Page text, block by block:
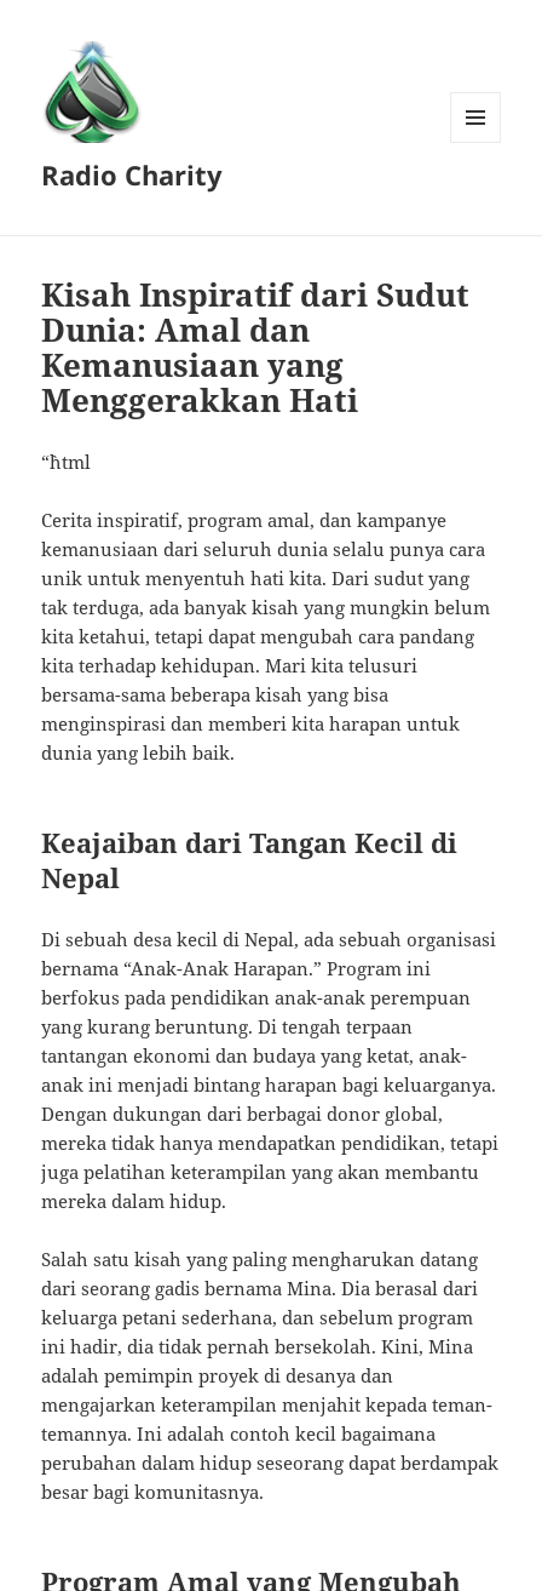
Radio Charity
Kisah Inspiratif dari Sudut
Dunia: Amal dan
Kemanusiaan yang
Menggerakkan Hati
“`html
Cerita inspiratif, program amal, dan kampanye
kemanusiaan dari seluruh dunia selalu punya cara
unik untuk menyentuh hati kita. Dari sudut yang
tak terduga, ada banyak kisah yang mungkin belum
kita ketahui, tetapi dapat mengubah cara pandang
kita terhadap kehidupan. Mari kita telusuri
bersama-sama beberapa kisah yang bisa
menginspirasi dan memberi kita harapan untuk
dunia yang lebih baik.
Keajaiban dari Tangan Kecil di
Nepal
Di sebuah desa kecil di Nepal, ada sebuah organisasi
bernama “Anak-Anak Harapan.” Program ini
berfokus pada pendidikan anak-anak perempuan
yang kurang beruntung. Di tengah terpaan
tantangan ekonomi dan budaya yang ketat, anak-
anak ini menjadi bintang harapan bagi keluarganya.
Dengan dukungan dari berbagai donor global,
mereka tidak hanya mendapatkan pendidikan, tetapi
juga pelatihan keterampilan yang akan membantu
mereka dalam hidup.
Salah satu kisah yang paling mengharukan datang
dari seorang gadis bernama Mina. Dia berasal dari
keluarga petani sederhana, dan sebelum program
ini hadir, dia tidak pernah bersekolah. Kini, Mina
adalah pemimpin proyek di desanya dan
mengajarkan keterampilan menjahit kepada teman-
temannya. Ini adalah contoh kecil bagaimana
perubahan dalam hidup seseorang dapat berdampak
besar bagi komunitasnya.
Program Amal yang Mengubah